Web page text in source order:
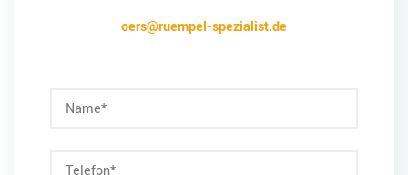
oers@ruempel-spezialist.de